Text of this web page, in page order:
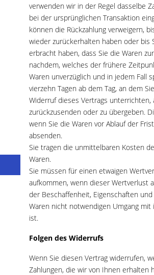
verwenden wir in der Regel dasselbe
bei der ursprünglichen Transaktion
können die Rückzahlung verweigern,
wieder zurückerhalten haben oder bis
erbracht haben, dass Sie die Waren
nachdem, welches der frühere
Waren unverzüglich und in jedem Fall
vierzehn Tagen ab dem Tag, an dem
Widerruf dieses Vertrags unterrichten,
zurückzusenden oder zu übergeben.
wenn Sie die Waren vor Ablauf der
absenden.
Sie tragen die unmittelbaren Kosten
Waren.
Sie müssen für einen etwaigen
aufkommen, wenn dieser Wertverlust
der Beschaffenheit, Eigenschaften
Waren nicht notwendigen Umgang
ist.
Folgen des Widerrufs
Wenn Sie diesen Vertrag widerrufen,
Zahlungen, die wir von Ihnen erhalten